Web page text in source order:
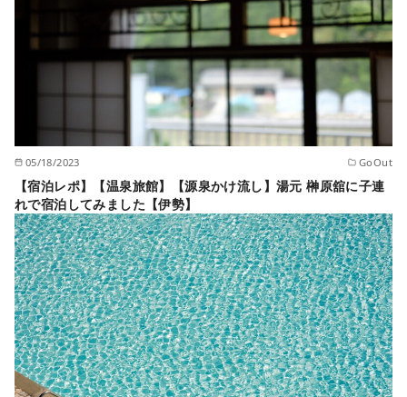
05/18/2023 GoOut
【宿泊レポ】【温泉旅館】【源泉かけ流し】湯元 榊原舘に子連
れで宿泊してみました【伊勢】